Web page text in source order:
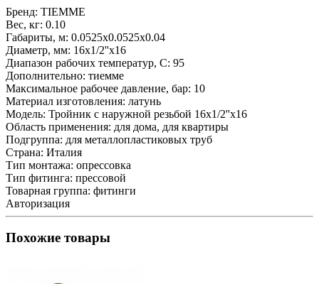
Бренд: TIEMME
Вес, кг: 0.10
Габариты, м: 0.0525x0.0525x0.04
Диаметр, мм: 16x1/2''x16
Диапазон рабочих температур, С: 95
Дополнительно: тиемме
Максимальное рабочее давление, бар: 10
Материал изготовления: латунь
Модель: Тройник с наружной резьбой 16x1/2''x16
Область применения: для дома, для квартиры
Подгруппа: для металлопластиковых труб
Страна: Италия
Тип монтажа: опрессовка
Тип фитинга: прессовой
Товарная группа: фитинги
Авторизация
Похожие товары